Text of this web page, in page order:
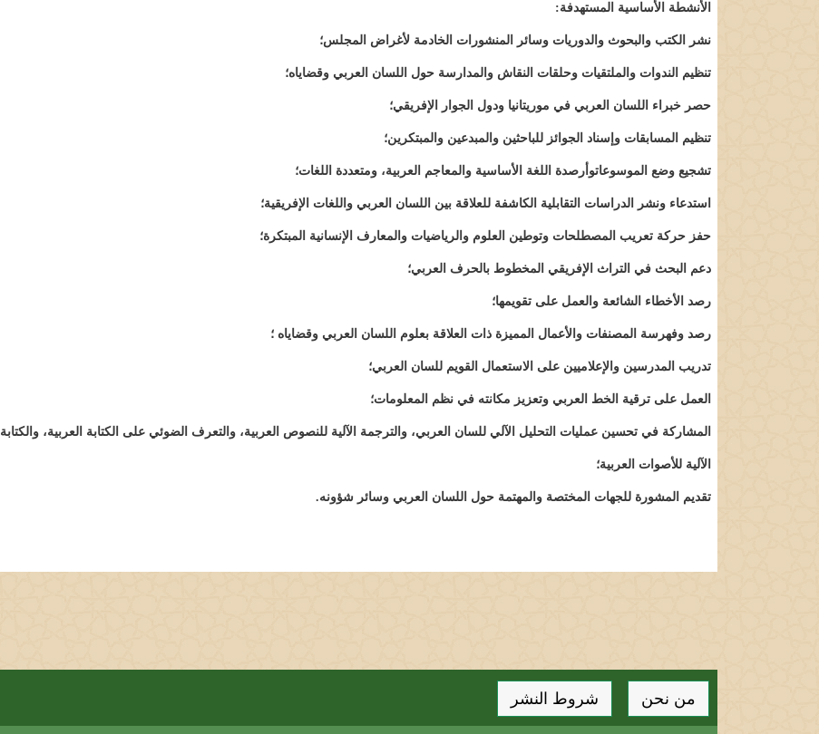
الأنشطة الأساسية المستهدفة:
‌نشر الكتب والبحوث والدوريات وسائر المنشورات الخادمة لأغراض المجلس؛
تنظيم الندوات والملتقيات وحلقات النقاش والمدارسة حول اللسان العربي وقضاياه؛
حصر خبراء اللسان العربي في موريتانيا ودول الجوار الإفريقي؛
تنظيم المسابقات وإسناد الجوائز للباحثين والمبدعين والمبتكرين؛
تشجيع وضع الموسوعاتوأرصدة اللغة الأساسية والمعاجم العربية، ومتعددة اللغات؛
استدعاء ونشر الدراسات التقابلية الكاشفة للعلاقة بين اللسان العربي واللغات الإفريقية؛
حفز حركة تعريب المصطلحات وتوطين العلوم والرياضيات والمعارف الإنسانية المبتكرة؛
دعم البحث في التراث الإفريقي المخطوط بالحرف العربي؛
رصد الأخطاء الشائعة والعمل على تقويمها؛
رصد وفهرسة المصنفات والأعمال المميزة ذات العلاقة بعلوم اللسان العربي وقضاياه ؛
تدريب المدرسين والإعلاميين على الاستعمال القويم للسان العربي؛
العمل على ترقية الخط العربي وتعزيز مكانته في نظم المعلومات؛
المشاركة في تحسين عمليات التحليل الآلي للسان العربي، والترجمة الآلية للنصوص العربية، والتعرف الضوئي على الكتابة العربية، والكتابة
الآلية للأصوات العربية؛
تقديم المشورة للجهات المختصة والمهتمة حول اللسان العربي وسائر شؤونه.
من نحن شروط النشر